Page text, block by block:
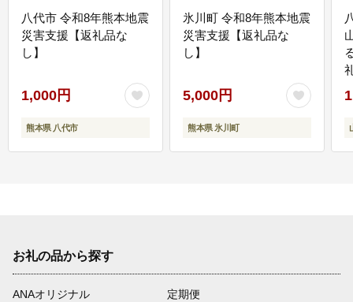
八代市 令和8年熊本地震
災害支援【返礼品な
し】
1,000円
熊本県 八代市
氷川町 令和8年熊本地震
災害支援【返礼品な
し】
5,000円
熊本県 氷川町
お礼の品から探す
ANAオリジナル
定期便